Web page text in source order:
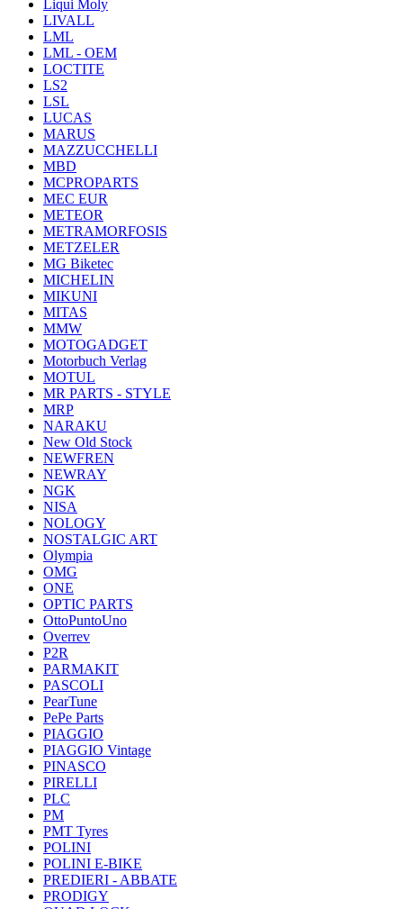
Liqui Moly
LIVALL
LML
LML - OEM
LOCTITE
LS2
LSL
LUCAS
MARUS
MAZZUCCHELLI
MBD
MCPROPARTS
MEC EUR
METEOR
METRAMORFOSIS
METZELER
MG Biketec
MICHELIN
MIKUNI
MITAS
MMW
MOTOGADGET
Motorbuch Verlag
MOTUL
MR PARTS - STYLE
MRP
NARAKU
New Old Stock
NEWFREN
NEWRAY
NGK
NISA
NOLOGY
NOSTALGIC ART
Olympia
OMG
ONE
OPTIC PARTS
OttoPuntoUno
Overrev
P2R
PARMAKIT
PASCOLI
PearTune
PePe Parts
PIAGGIO
PIAGGIO Vintage
PINASCO
PIRELLI
PLC
PM
PMT Tyres
POLINI
POLINI E-BIKE
PREDIERI - ABBATE
PRODIGY